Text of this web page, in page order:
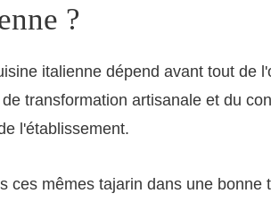
?
italienne dépend avant tout de
transformation artisanale et du
l'établissement.
ces mêmes tajarin dans une bonne